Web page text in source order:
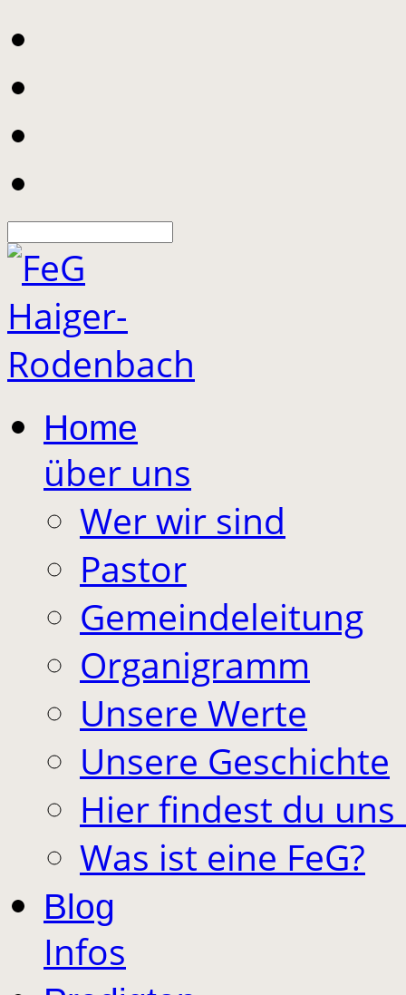
Home
über uns
Wer wir sind
Pastor
Gemeindeleitung
Organigramm
Unsere Werte
Unsere Geschichte
Hier findest du uns
Was ist eine FeG?
Blog
Infos